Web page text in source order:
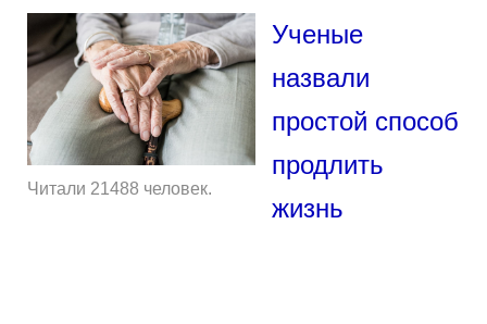
Читали 21488 человек.
Ученые
назвали
простой способ
продлить
жизнь